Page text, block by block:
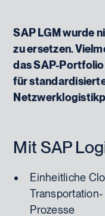
SAP LGM wurde
zu ersetzen.
das SAP-
für
Mit SAP
Einheitliche
Prozesse